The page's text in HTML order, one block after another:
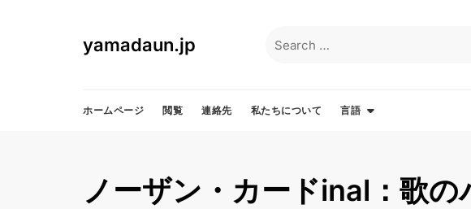
yamadaun.jp
for:
ホームページ 閲覧 連絡先 私たちについて 言語
ノーザン・カードinal：歌